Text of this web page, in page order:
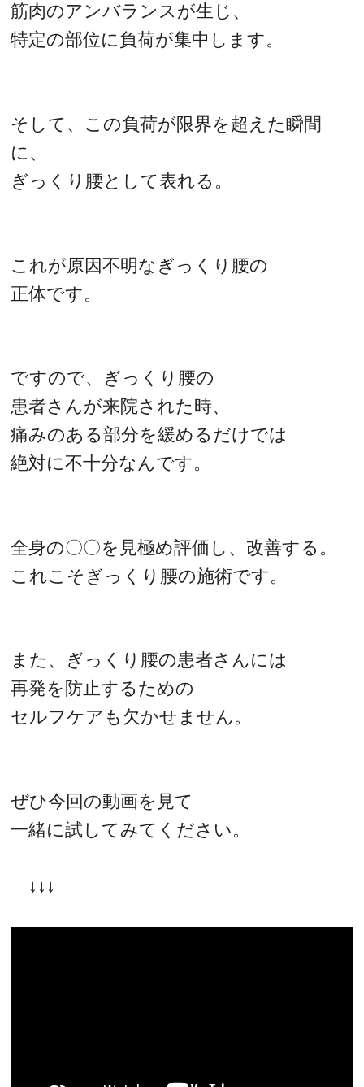
筋肉のアンバランスが生じ、
特定の部位に負荷が集中します。
そして、この負荷が限界を超えた瞬間
に、
ぎっくり腰として表れる。
これが原因不明なぎっくり腰の
正体です。
ですので、ぎっくり腰の
患者さんが来院された時、
痛みのある部分を緩めるだけでは
絶対に不十分なんです。
全身の〇〇を見極め評価し、改善する。
これこそぎっくり腰の施術です。
また、ぎっくり腰の患者さんには
再発を防止するための
セルフケアも欠かせません。
ぜひ今回の動画を見て
一緒に試してみてください。
↓↓↓